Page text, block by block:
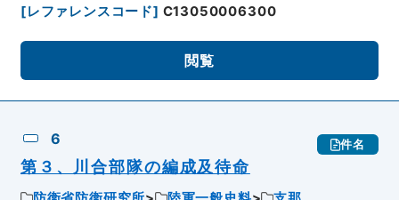
[レファレンスコード] C13050006300
閲覧
6 件名
第３、川合部隊の編成及待命